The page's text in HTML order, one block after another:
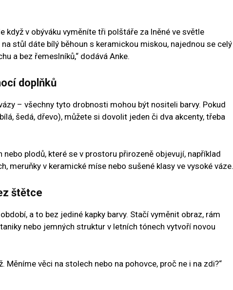
když v obýváku vyměníte tři polštáře za lněné ve světle
stůl dáte bílý běhoun s keramickou miskou, najednou se celý
a bez řemeslníků,“ dodává Anke.
doplňků
– všechny tyto drobnosti mohou být nositeli barvy. Pokud
šedá, dřevo), můžete si dovolit jeden či dva akcenty, třeba
nebo plodů, které se v prostoru přirozeně objevují, například
meruňky v keramické míse nebo sušené klasy ve vysoké váze.
štětce
a to bez jediné kapky barvy. Stačí vyměnit obraz, rám
nebo jemných struktur v letních tónech vytvoří novou
Měníme věci na stolech nebo na pohovce, proč ne i na zdi?“